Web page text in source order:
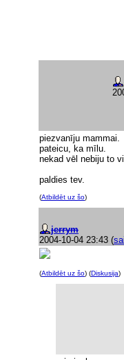
piezvanīju mammai.
pateicu, ka mīlu.
nekad vēl nebiju to
paldies tev.
(Atbildēt uz šo)
jerrym
2004-10-04 23:43 (
(Atbildēt uz šo) (Diskusija)